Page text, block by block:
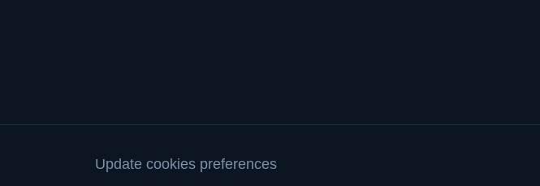
Update cookies preferences